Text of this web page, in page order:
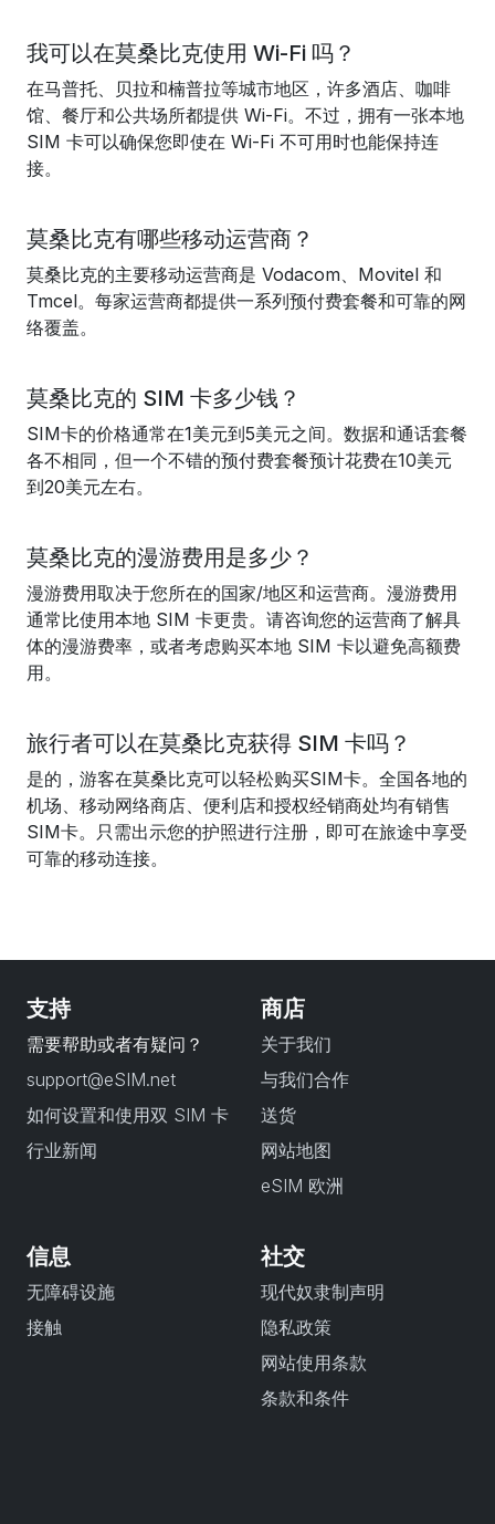
我可以在莫桑比克使用 Wi-Fi 吗？
在马普托、贝拉和楠普拉等城市地区，许多酒店、咖啡
馆、餐厅和公共场所都提供 Wi-Fi。不过，拥有一张本地
SIM 卡可以确保您即使在 Wi-Fi 不可用时也能保持连
接。
莫桑比克有哪些移动运营商？
莫桑比克的主要移动运营商是 Vodacom、Movitel 和
Tmcel。每家运营商都提供一系列预付费套餐和可靠的网
络覆盖。
莫桑比克的 SIM 卡多少钱？
SIM卡的价格通常在1美元到5美元之间。数据和通话套餐
各不相同，但一个不错的预付费套餐预计花费在10美元
到20美元左右。
莫桑比克的漫游费用是多少？
漫游费用取决于您所在的国家/地区和运营商。漫游费用
通常比使用本地 SIM 卡更贵。请咨询您的运营商了解具
体的漫游费率，或者考虑购买本地 SIM 卡以避免高额费
用。
旅行者可以在莫桑比克获得 SIM 卡吗？
是的，游客在莫桑比克可以轻松购买SIM卡。全国各地的
机场、移动网络商店、便利店和授权经销商处均有销售
SIM卡。只需出示您的护照进行注册，即可在旅途中享受
可靠的移动连接。
支持
需要帮助或者有疑问？
support@eSIM.net
如何设置和使用双 SIM 卡
行业新闻
商店
关于我们
与我们合作
送货
网站地图
eSIM 欧洲
信息
无障碍设施
接触
社交
现代奴隶制声明
隐私政策
网站使用条款
条款和条件